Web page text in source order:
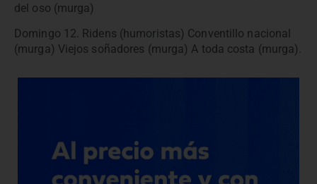
del oso (murga)
Domingo 12. Ridens (humoristas) Conventillo nacional
(murga) Viejos soñadores (murga) A toda costa (murga).